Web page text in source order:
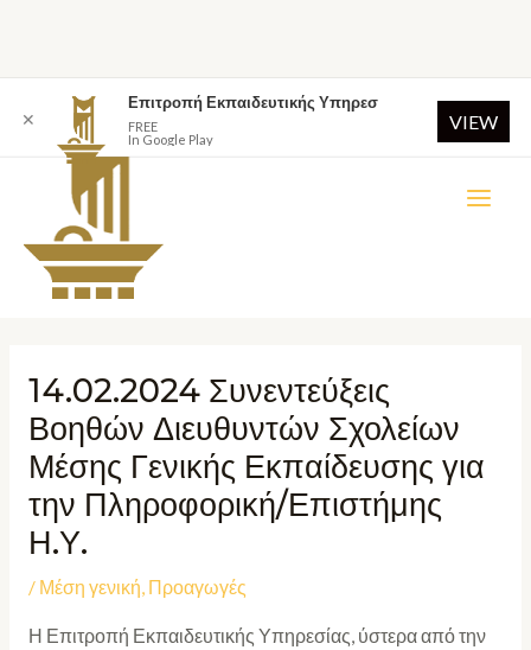
14.02.2024 Συνεντεύξεις
Βοηθών Διευθυντών Σχολείων
Μέσης Γενικής Εκπαίδευσης για
την Πληροφορική/Επιστήμης
Η.Υ.
/ Μέση γενική, Προαγωγές
Η Επιτροπή Εκπαιδευτικής Υπηρεσίας, ύστερα από την
✕
Επιτροπή Εκπαιδευτικής Υπηρεσ
FREE
In Google Play
VIEW